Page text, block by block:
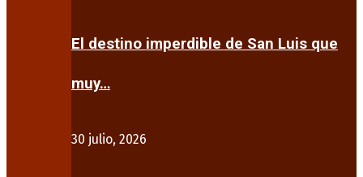
El destino imperdible de San Luis que
muy…
30 julio, 2026